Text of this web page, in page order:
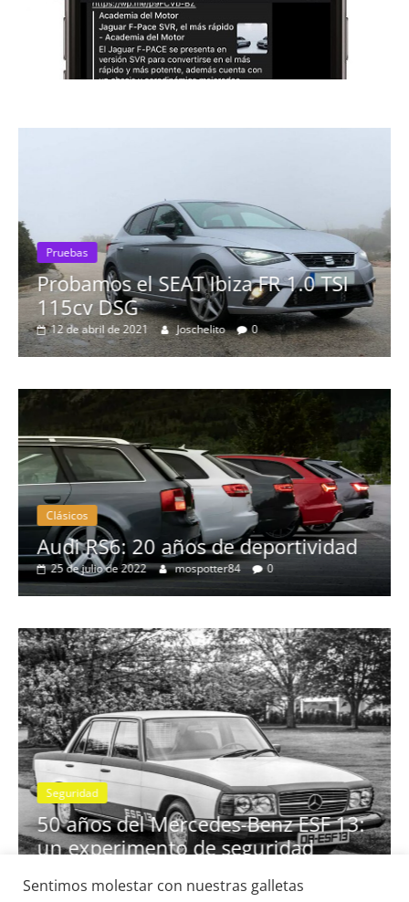
Pruebas
Probamos el SEAT Ibiza FR 1.0 TSI
115cv DSG
12 de abril de 2021 Joschelito 0
Clásicos
Audi RS6: 20 años de deportividad
25 de julio de 2022 mospotter84 0
Seguridad
50 años del Mercedes-Benz ESF 13:
un experimento de seguridad
Sentimos molestar con nuestras galletas